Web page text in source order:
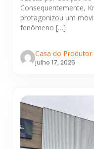
Consequentemente,
protagonizou um
fenômeno […]
Casa do Produtor
julho 17, 2025